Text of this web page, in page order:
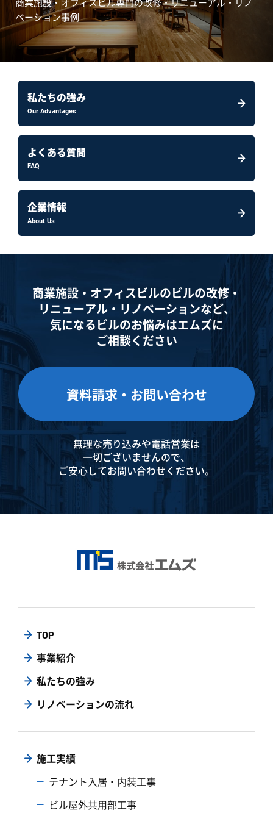
商業施設・オフィスビル専門の改修・リニューアル・リノ
ベーション事例
私たちの強み
Our Advantages
よくある質問
FAQ
企業情報
About Us
商業施設・オフィスビルのビルの改修・
リニューアル・ リノベーションなど、
気になるビルのお悩みはエムズに
ご相談ください
資料請求・お問い合わせ
無理な売り込みや電話営業は
一切ございませんので、
ご安心してお問い合わせください。
TOP
事業紹介
私たちの強み
リノベーションの流れ
施工実績
テナント入居・内装工事
ビル屋外共用部工事